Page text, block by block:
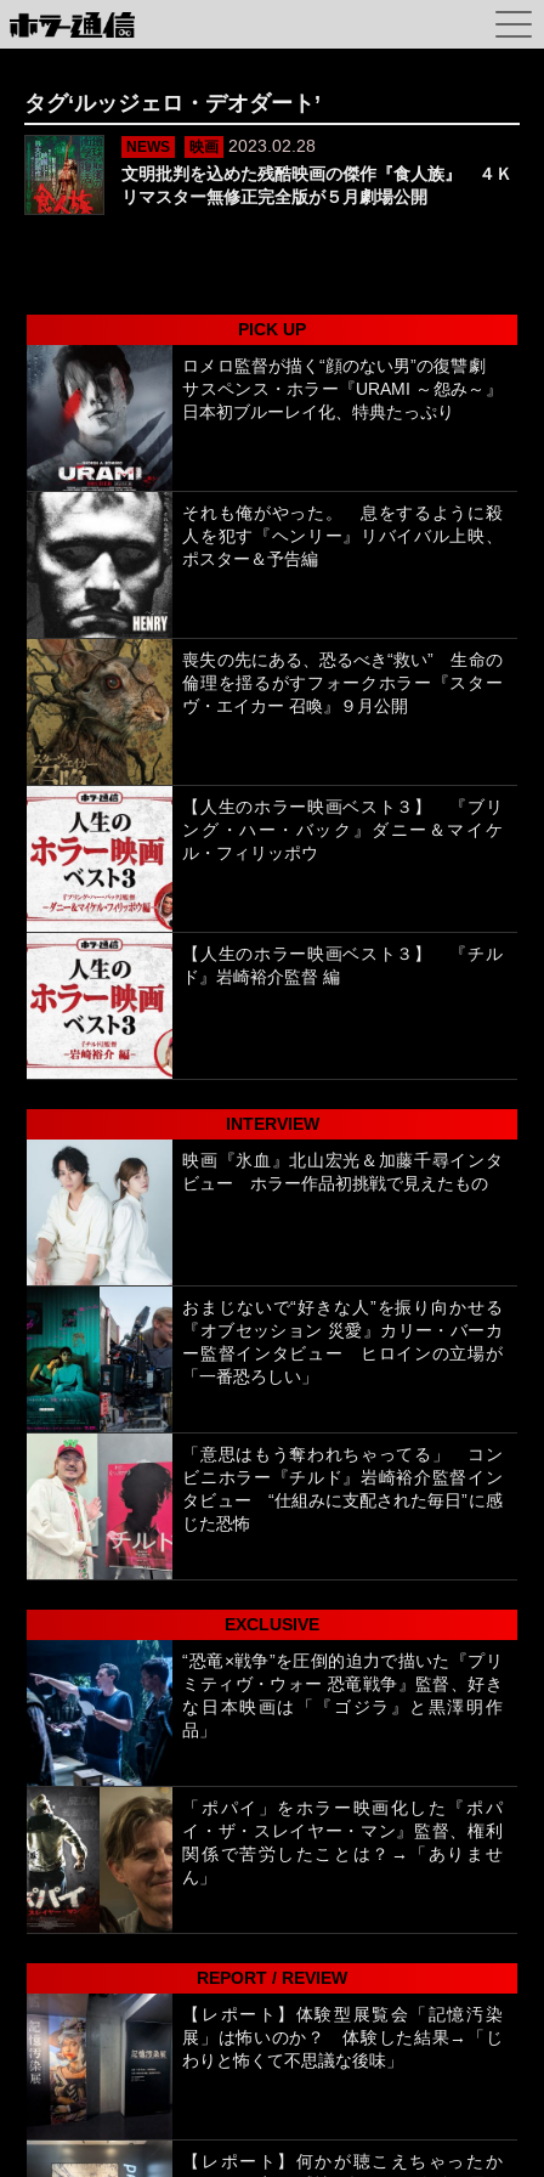
タグ‘ルッジェロ・デオダート’
NEWS 映画
2023.02.28
文明批判を込めた残酷映画の傑作『食人族』 ４Ｋ
リマスター無修正完全版が５月劇場公開
PICK UP
ロメロ監督が描く“顔のない男”の復讐劇
サスペンス・ホラー『URAMI ～怨み～』
日本初ブルーレイ化、特典たっぷり
それも俺がやった。 息をするように殺
人を犯す『ヘンリー』リバイバル上映、
ポスター＆予告編
喪失の先にある、恐るべき“救い” 生命の
倫理を揺るがすフォークホラー『スター
ヴ・エイカー 召喚』９月公開
【人生のホラー映画ベスト３】 『ブリ
ング・ハー・バック』ダニー＆マイケ
ル・フィリッポウ
【人生のホラー映画ベスト３】 『チル
ド』岩崎裕介監督 編
INTERVIEW
映画『氷血』北山宏光＆加藤千尋インタ
ビュー ホラー作品初挑戦で見えたもの
おまじないで“好きな人”を振り向かせる
『オブセッション 災愛』カリー・バーカ
ー監督インタビュー ヒロインの立場が
「一番恐ろしい」
「意思はもう奪われちゃってる」 コン
ビニホラー『チルド』岩崎裕介監督イン
タビュー “仕組みに支配された毎日”に感
じた恐怖
EXCLUSIVE
“恐竜×戦争”を圧倒的迫力で描いた『プリ
ミティヴ・ウォー 恐竜戦争』監督、好き
な日本映画は「『ゴジラ』と黒澤明作
品」
「ポパイ」をホラー映画化した『ポパ
イ・ザ・スレイヤー・マン』監督、権利
関係で苦労したことは？→「ありませ
ん」
REPORT / REVIEW
【レポート】体験型展覧会「記憶汚染
展」は怖いのか？ 体験した結果→「じ
わりと怖くて不思議な後味」
【レポート】何かが聴こえちゃったか